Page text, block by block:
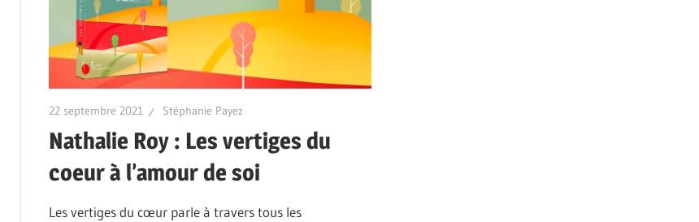
22 septembre 2021 Stéphanie Payez
Nathalie Roy : Les vertiges du
coeur à l’amour de soi
Les vertiges du cœur parle à travers tous les